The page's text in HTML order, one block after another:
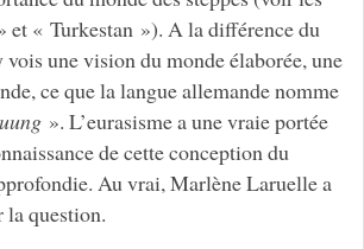
et « Turkestan »). A la différence du
vois une vision du monde élaborée, une
ce que la langue allemande nomme
». L’eurasisme a une vraie portée
de cette conception du
Au vrai, Marlène Laruelle a
la question.